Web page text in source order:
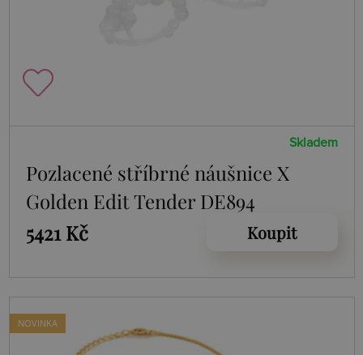
Skladem
Pozlacené stříbrné náušnice X
Golden Edit Tender DE894
5421 Kč
Koupit
NOVINKA